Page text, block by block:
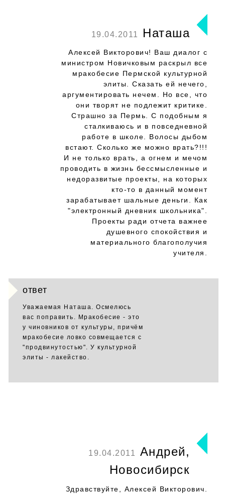
19.04.2011 Наташа
Алексей Викторович! Ваш диалог с
министром Новичковым раскрыл все
мракобесие Пермской культурной
элиты. Сказать ей нечего,
аргументировать нечем. Но все, что
они творят не подлежит критике.
Страшно за Пермь. С подобным я
сталкиваюсь и в повседневной
работе в школе. Волосы дыбом
встают. Сколько же можно врать?!!!
И не только врать, а огнем и мечом
проводить в жизнь бессмысленные и
недоразвитые проекты, на которых
кто-то в данный момент
зарабатывает шальные деньги. Как
"электронный дневник школьника".
Проекты ради отчета важнее
душевного спокойствия и
материального благополучия
учителя.
ответ
Уважаемая Наташа. Осмелюсь
вас поправить. Мракобесие - это
у чиновников от культуры, причём
мракобесие ловко совмещается с
"продвинутостью". У культурной
элиты - лакейство.
19.04.2011
Андрей,
Новосибирск
Здравствуйте, Алексей Викторович.